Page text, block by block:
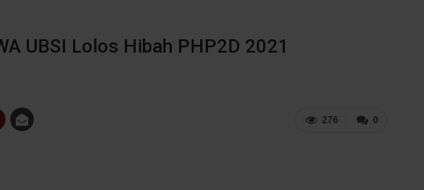
UBSI Lolos Hibah PHP2D 2021
0
276